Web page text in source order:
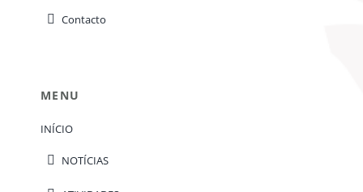
Contacto
MENU
INÍCIO
NOTÍCIAS